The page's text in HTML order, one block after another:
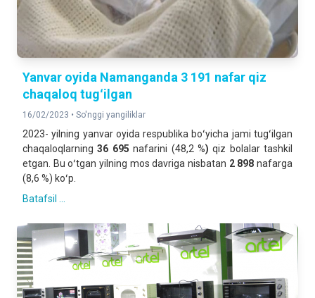
Yanvar oyida Namanganda 3 191 nafar qiz
chaqaloq tugʻilgan
16/02/2023 • So'nggi yangiliklar
2023- yilning yanvar oyida respublika boʻyicha jami tugʻilgan
chaqaloqlarning36 695 nafarini (48,2 %)qiz bolalar tashkil
etgan. Bu oʻtgan yilning mos davriga nisbatan 2 898 nafarga
(8,6 %) koʻp.
Batafsil ...